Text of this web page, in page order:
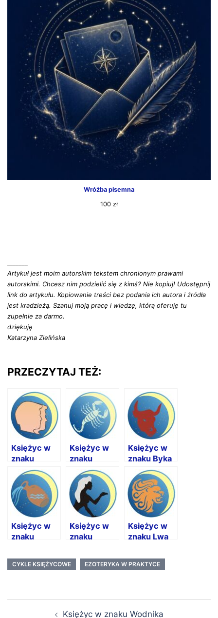
Wróżba pisemna
100 zł
Artykuł jest moim autorskim tekstem chronionym prawami
autorskimi. Chcesz nim podzielić się z kimś? Nie kopiuj! Udostępnij
link do artykułu. Kopiowanie treści bez podania ich autora i źródła
jest kradzieżą. Szanuj moją pracę i wiedzę, którą oferuję tu
zupełnie za darmo.
dziękuję
Katarzyna Zielińska
PRZECZYTAJ TEŻ:
Księżyc w
znaku
Bliźniąt
Księżyc w
znaku
Skorpiona
Księżyc w
znaku Byka
Księżyc w
znaku
Księżyc w
znaku
Księżyc w
znaku Lwa
CYKLE KSIĘŻYCOWE EZOTERYKA W PRAKTYCE
Księżyc w znaku Wodnika